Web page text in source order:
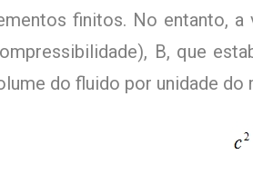
finitos. No entanto,
B, que
do fluido por unidade